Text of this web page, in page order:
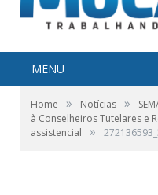
MENU
Home » Notícias »
à Conselheiros Tutelares e
assistencial
»